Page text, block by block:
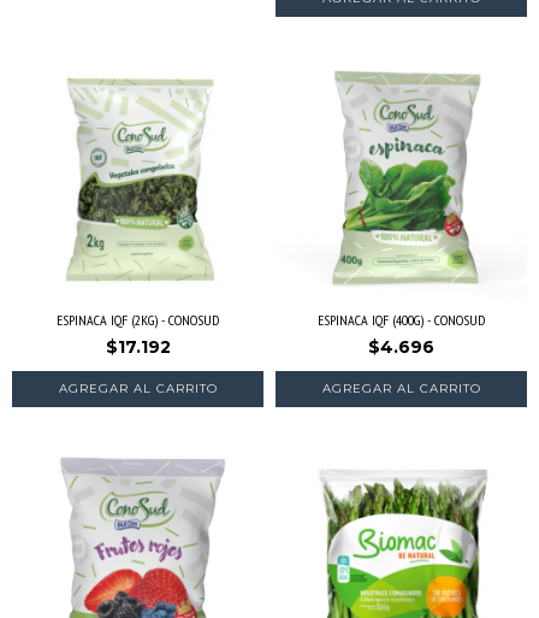
ESPINACA IQF (2KG) - CONOSUD
$17.192
AGREGAR AL CARRITO
ESPINACA IQF (400G) - CONOSUD
$4.696